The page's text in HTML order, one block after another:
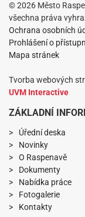
© 2026 Město
všechna práva
Ochrana osobních
Prohlášení o
Mapa stránek
Tvorba webových
UVM Interactive
ZÁKLADNÍ
Úřední deska
Novinky
O Raspenavě
Dokumenty
Nabídka práce
Fotogalerie
Kontakty